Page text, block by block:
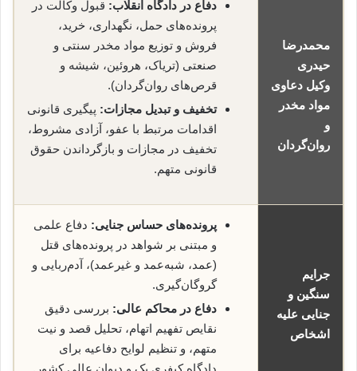
محمدرضا
حیدری
وکیل دعاوی
مواد مخدر
و
روان‌گردان
دفاع در دادگاه انقلاب: قبول وکالت در
پرونده‌های حمل، نگهداری، خرید،
فروش و توزیع مواد مخدر سنتی و
صنعتی (تریاک، هروئین، شیشه و
قرص‌های روان‌گردان).
تخفیف و تبدیل مجازات: پیگیری قانونی
اقدامات مرتبط با عفو، آزادی مشروط،
تخفیف در مجازات و بازگرداندن حقوق
قانونی متهم.
جرایم
سنگین و
جنایی علیه
اشخاص
پرونده‌های حساس جنایی: دفاع علمی
و مبتنی بر شواهد در پرونده‌های قتل
(عمد، شبه‌عمد و غیرعمد)، آدم‌ربایی و
گروگان‌گیری.
دفاع در محاکم عالی: بررسی دقیق
نقایص تفهیم اتهام، تحلیل قصد و نیت
متهم، و تنظیم لوایح دفاعیه برای
دادگاه کیفری یک و دیوان عالی کشور.